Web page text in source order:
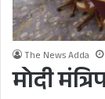
The News Adda
मोदी